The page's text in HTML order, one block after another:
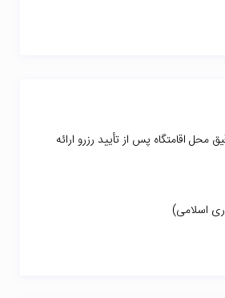
محل اقامتگاه پس از تأیید رزرو ارائه
اسلامی)